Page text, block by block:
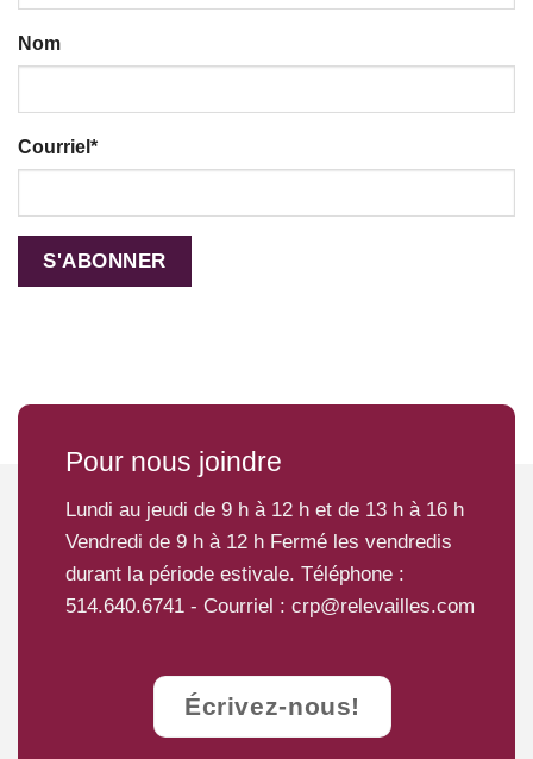
Nom
Courriel *
Pour nous joindre
Lundi au jeudi de 9 h à 12 h et de 13 h à 16 h
Vendredi de 9 h à 12 h Fermé les vendredis
durant la période estivale. Téléphone :
514.640.6741 - Courriel : crp@relevailles.com
Écrivez-nous!